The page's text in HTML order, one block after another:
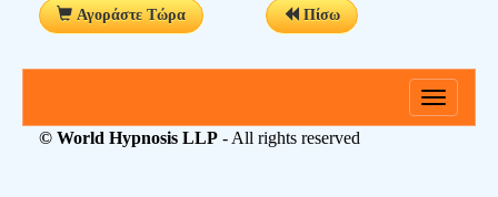
Αγοράστε Τώρα Πίσω
Toggle
© World Hypnosis LLP - All rights reserved